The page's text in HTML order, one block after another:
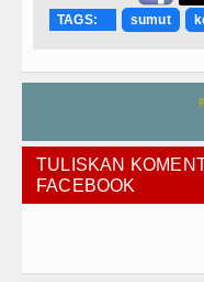
TAGS:
sumut
TULISKAN
FACEBOOK